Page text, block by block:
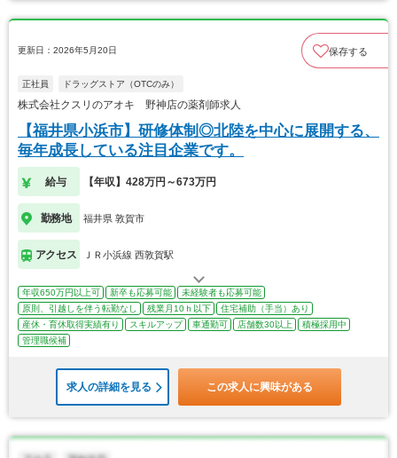
更新日：2026年5月20日 保存する
正社員 ドラッグストア（OTCのみ）
株式会社クスリのアオキ 野神店の薬剤師求人
【福井県小浜市】研修体制◎北陸を中心に展開する、
毎年成長している注目企業です。
給与 【年収】428万円～673万円
勤務地 福井県 敦賀市
アクセス ＪＲ小浜線 西敦賀駅
年収650万円以上可 新卒も応募可能
未経験者も応募可能
原則、引越しを伴う転勤なし
残業月10ｈ以下
住宅補助（手当）あり
産休・育休取得実績有り
スキルアップ 車通勤可 店舗数30以上
積極採用中
管理職候補
求人の詳細を見る この求人に興味がある